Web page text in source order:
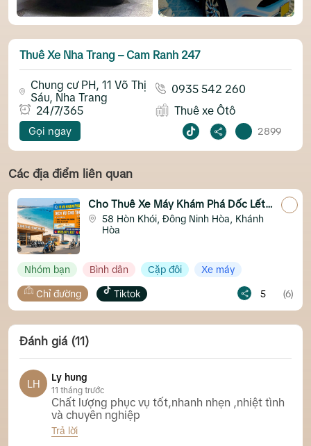
Thuê Xe Nha Trang – Cam Ranh 247
Chung cư PH, 11 Võ Thị
Sáu, Nha Trang
0935 542 260
24/7/365
Thuê xe Ôtô
Gọi ngay 2899
Các địa điểm liên quan
Cho Thuê Xe Máy Khám Phá Dốc Lết
Ninh Hòa
58 Hòn Khói, Đông Ninh Hòa, Khánh
Hòa
Nhóm bạn Bình dân Cặp đôi Xe máy
Chỉ đường Tiktok 5 (6)
Đánh giá (11)
LH
Ly hung
11 tháng trước
Chất lượng phục vụ tốt,nhanh nhẹn ,nhiệt tình
và chuyên nghiệp
Trả lời